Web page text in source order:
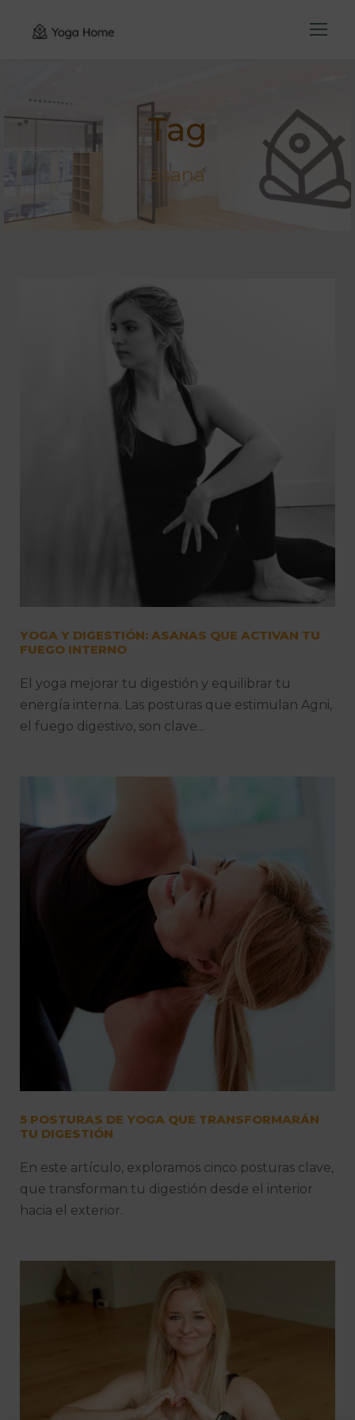
Tag
asana
YOGA Y DIGESTIÓN: ASANAS QUE ACTIVAN TU
FUEGO INTERNO
El yoga mejorar tu digestión y equilibrar tu
energía interna. Las posturas que estimulan Agni,
el fuego digestivo, son clave...
5 POSTURAS DE YOGA QUE TRANSFORMARÁN
TU DIGESTIÓN
En este artículo, exploramos cinco posturas clave,
que transforman tu digestión desde el interior
hacia el exterior.